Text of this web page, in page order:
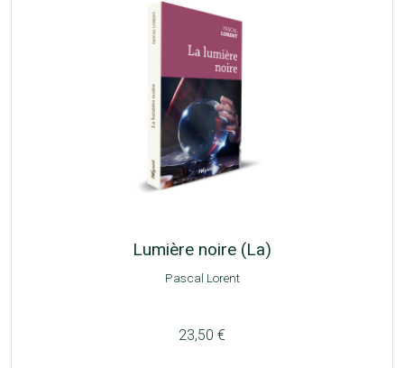
Lumière noire (La)
Pascal Lorent
23,50 €